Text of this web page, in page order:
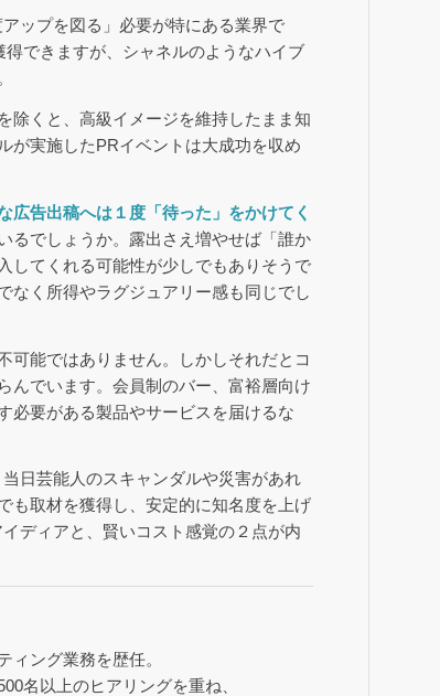
ップを図る」必要が特にある業界で
できますが、シャネルのようなハイブ
除くと、高級イメージを維持したまま知
が実施したPRイベントは大成功を収め
広告出稿へは１度「待った」をかけてく
るでしょうか。露出さえ増やせば「誰か
してくれる可能性が少しでもありそうで
く所得やラグジュアリー感も同じでし
可能ではありません。しかしそれだとコ
んでいます。会員制のバー、富裕層向け
必要がある製品やサービスを届けるな
日芸能人のスキャンダルや災害があれ
も取材を獲得し、安定的に知名度を上げ
ディアと、賢いコスト感覚の２点が内
ィング業務を歴任。
名以上のヒアリングを重ね、